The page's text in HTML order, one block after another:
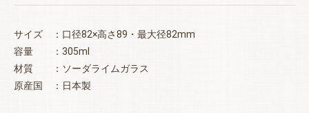
サイズ ：口径82×高さ89・最大径82mm
容量 ：305ml
材質 ：ソーダライムガラス
原産国 ：日本製